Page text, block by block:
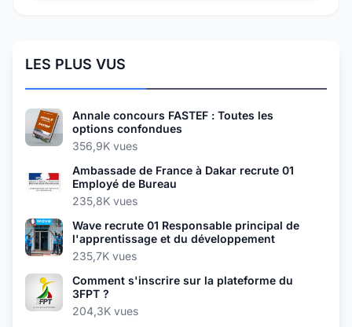
LES PLUS VUS
Annale concours FASTEF : Toutes les
options confondues
356,9K vues
Ambassade de France à Dakar recrute 01
Employé de Bureau
235,8K vues
Wave recrute 01 Responsable principal de
l'apprentissage et du développement
235,7K vues
Comment s'inscrire sur la plateforme du
3FPT ?
204,3K vues